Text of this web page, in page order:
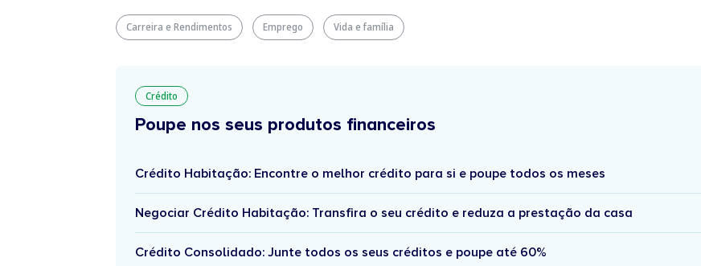
Carreira e Rendimentos Emprego Vida e família
Crédito
Poupe nos seus produtos financeiros
Crédito Habitação: Encontre o melhor crédito para si e poupe todos os meses
Negociar Crédito Habitação: Transfira o seu crédito e reduza a prestação da casa
Crédito Consolidado: Junte todos os seus créditos e poupe até 60%